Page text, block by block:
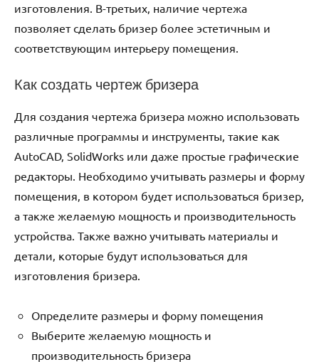
изготовления. В-третьих‚ наличие чертежа
позволяет сделать бризер более эстетичным и
соответствующим интерьеру помещения.
Как создать чертеж бризера
Для создания чертежа бризера можно использовать
различные программы и инструменты‚ такие как
AutoCAD‚ SolidWorks или даже простые графические
редакторы. Необходимо учитывать размеры и форму
помещения‚ в котором будет использоваться бризер‚
а также желаемую мощность и производительность
устройства. Также важно учитывать материалы и
детали‚ которые будут использоваться для
изготовления бризера.
Определите размеры и форму помещения
Выберите желаемую мощность и
производительность бризера